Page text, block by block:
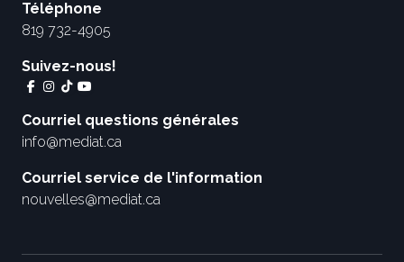
Téléphone
819 732-4905
Suivez-nous!
Courriel questions générales
info@mediat.ca
Courriel service de l'information
nouvelles@mediat.ca